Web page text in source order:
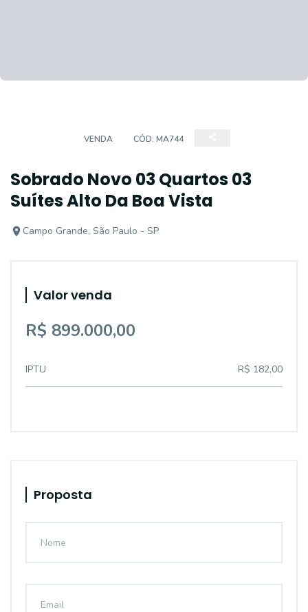
VENDA CÓD: MA744
Sobrado Novo 03 Quartos 03
Suítes Alto Da Boa Vista
Campo Grande, São Paulo - SP
Valor venda
R$ 899.000,00
IPTU R$ 182,00
Proposta